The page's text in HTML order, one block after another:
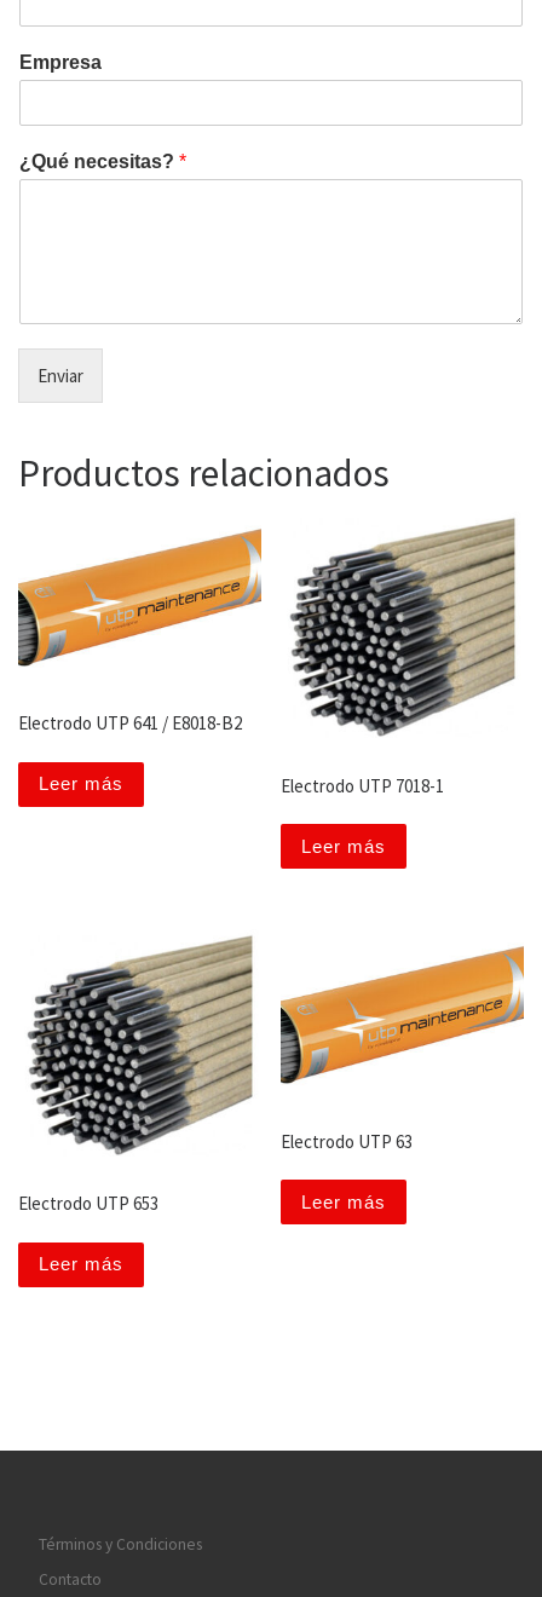
Empresa
¿Qué necesitas? *
Enviar
Productos relacionados
Electrodo UTP 641 / E8018-B2
Leer más Electrodo UTP 7018-1
Leer más
Electrodo UTP 653
Leer más
Electrodo UTP 63
Leer más
Términos y Condiciones
Contacto